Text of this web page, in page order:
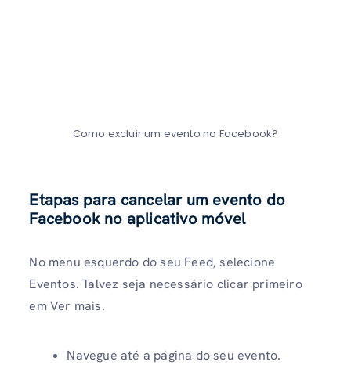
Como excluir um evento no Facebook?
Etapas para cancelar um evento do
Facebook no aplicativo móvel
No menu esquerdo do seu Feed, selecione
Eventos. Talvez seja necessário clicar primeiro
em Ver mais.
Navegue até a página do seu evento.